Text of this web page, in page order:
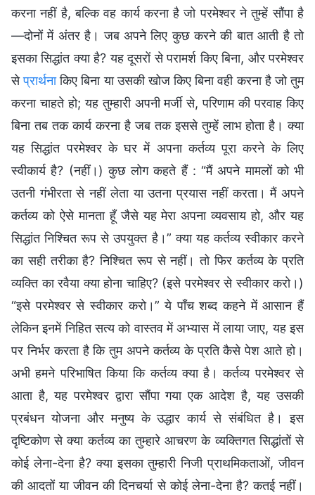
करना नहीं है, बल्कि वह कार्य करना है जो परमेश्वर ने तुम्हें सौंपा है
—दोनों में अंतर है। जब अपने लिए कुछ करने की बात आती है तो
इसका सिद्धांत क्या है? यह दूसरों से परामर्श किए बिना, और परमेश्वर
सेप्रार्थनाकिए बिना या उसकी खोज किए बिना वही करना है जो तुम
करना चाहते हो; यह तुम्हारी अपनी मर्जी से, परिणाम की परवाह किए
बिना तब तक कार्य करना है जब तक इससे तुम्हें लाभ होता है। क्या
यह सिद्धांत परमेश्वर के घर में अपना कर्तव्य पूरा करने के लिए
स्वीकार्य है? (नहीं।) कुछ लोग कहते हैं : “मैं अपने मामलों को भी
उतनी गंभीरता से नहीं लेता या उतना प्रयास नहीं करता। मैं अपने
कर्तव्य को ऐसे मानता हूँ जैसे यह मेरा अपना व्यवसाय हो, और यह
सिद्धांत निश्चित रूप से उपयुक्त है।” क्या यह कर्तव्य स्वीकार करने
का सही तरीका है? निश्चित रूप से नहीं। तो फिर कर्तव्य के प्रति
व्यक्ति का रवैया क्या होना चाहिए? (इसे परमेश्वर से स्वीकार करो।)
“इसे परमेश्वर से स्वीकार करो।” ये पाँच शब्द कहने में आसान हैं
लेकिन इनमें निहित सत्य को वास्तव में अभ्यास में लाया जाए, यह इस
पर निर्भर करता है कि तुम अपने कर्तव्य के प्रति कैसे पेश आते हो।
अभी हमने परिभाषित किया कि कर्तव्य क्या है। कर्तव्य परमेश्वर से
आता है, यह परमेश्वर द्वारा सौंपा गया एक आदेश है, यह उसकी
प्रबंधन योजना और मनुष्य के उद्धार कार्य से संबंधित है। इस
दृष्टिकोण से क्या कर्तव्य का तुम्हारे आचरण के व्यक्तिगत सिद्धांतों से
कोई लेना-देना है? क्या इसका तुम्हारी निजी प्राथमिकताओं, जीवन
की आदतों या जीवन की दिनचर्या से कोई लेना-देना है? कतई नहीं।